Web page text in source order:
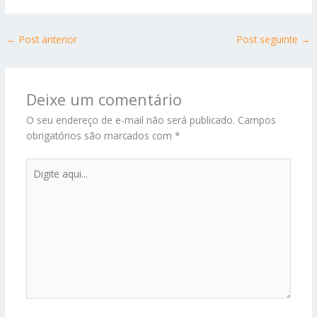
← Post anterior Post seguinte →
Deixe um comentário
O seu endereço de e-mail não será publicado. Campos
obrigatórios são marcados com *
aqui...